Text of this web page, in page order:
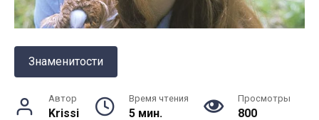
Знаменитости
Автор
Krissi
Время чтения
5 мин.
Просмотры
800